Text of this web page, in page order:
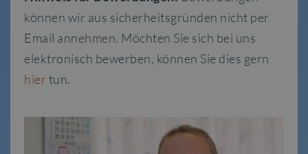
können wir aus sicherheitsgründen nicht per
Email annehmen. Möchten Sie sich bei uns
elektronisch bewerben, können Sie dies gern
hiertun.